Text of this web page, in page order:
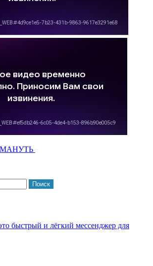
быстрый и лёгкий мессенджер для